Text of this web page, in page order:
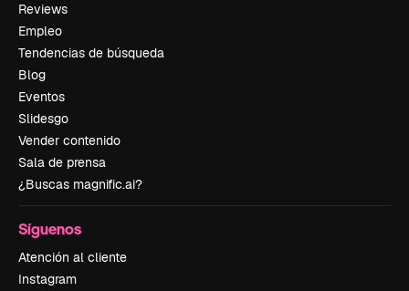
Reviews
Empleo
Tendencias de búsqueda
Blog
Eventos
Slidesgo
Vender contenido
Sala de prensa
¿Buscas magnific.ai?
Síguenos
Atención al cliente
Instagram